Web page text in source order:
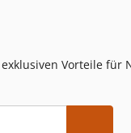
Vorteile für